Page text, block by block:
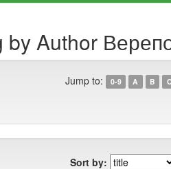
by Author
Jump to: 0-9 A B C
Sort by: